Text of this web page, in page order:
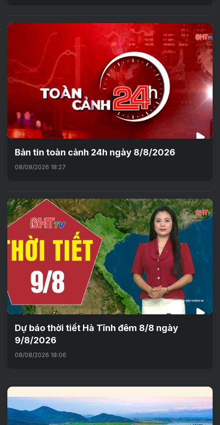
Bản tin toàn cảnh 24h ngày 8/8/2026
08/08/2026 18:27
Dự báo thời tiết Hà Tĩnh đêm 8/8 ngày
9/8/2026
08/08/2026 18:06